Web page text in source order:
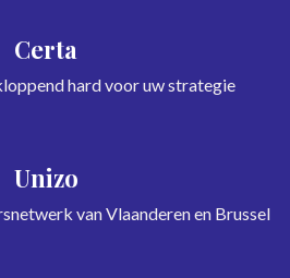
Certa
hard voor uw strategie
Unizo
van Vlaanderen en Brussel